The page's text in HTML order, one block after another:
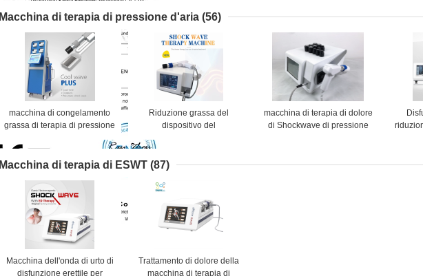
Macchina di terapia di pressione d'aria (56)
macchina di congelamento
grassa di terapia di pressione
d'aria cuscinetti del portatile
fresco di Cryolipolysis di 4,
ente non invadente che
Riduzione grassa del
dispositivo del
massaggiatore della
macchina di terapia di
Shockwave di pressione
macchina di terapia di dolore
di Shockwave di pressione
Macchina di terapia di ESWT (87)
Macchina dell'onda di urto di
disfunzione erettile per
Trattamento di dolore della
macchina di terapia di